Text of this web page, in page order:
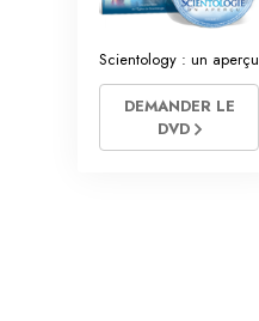
Scientology : un aperçu
DEMANDER LE
DVD